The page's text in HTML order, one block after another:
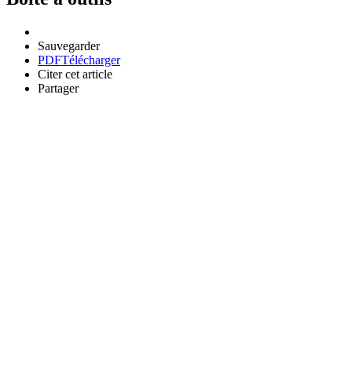
Sauvegarder
PDFTélécharger
Citer cet article
Partager